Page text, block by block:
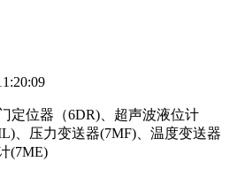
定位器（6DR)、超声波液位计
、压力变送器(7MF)、温度变送器
(7ME)